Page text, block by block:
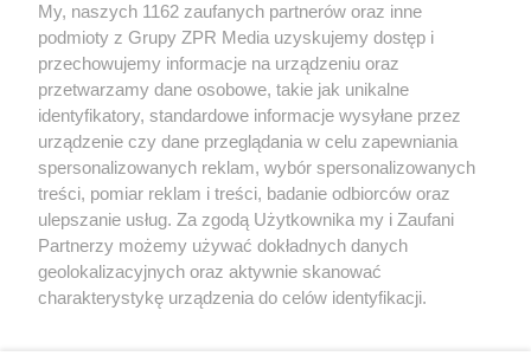
Żaden utwór zamieszczony w serwisie nie może być powielany i
rozpowszechniany lub dalej rozpowszechniany w jakikolwiek sposób (w
tym także elektroniczny lub mechaniczny) na jakimkolwiek polu
eksploatacji w jakiejkolwiek formie, włącznie z umieszczaniem w
Internecie bez pisemnej zgody właściciela praw. Jakiekolwiek użycie lub
wykorzystanie utworów w całości lub w części z naruszeniem prawa,
tzn. bez właściwej zgody, jest zabronione pod groźbą kary i może być
ścigane prawnie.
My, naszych 1162 zaufanych partnerów oraz inne
podmioty z Grupy ZPR Media uzyskujemy dostęp i
przechowujemy informacje na urządzeniu oraz
przetwarzamy dane osobowe, takie jak unikalne
identyfikatory, standardowe informacje wysyłane przez
urządzenie czy dane przeglądania w celu zapewniania
spersonalizowanych reklam, wybór spersonalizowanych
treści, pomiar reklam i treści, badanie odbiorców oraz
ulepszanie usług. Za zgodą Użytkownika my i Zaufani
Partnerzy możemy używać dokładnych danych
geolokalizacyjnych oraz aktywnie skanować
charakterystykę urządzenia do celów identyfikacji.